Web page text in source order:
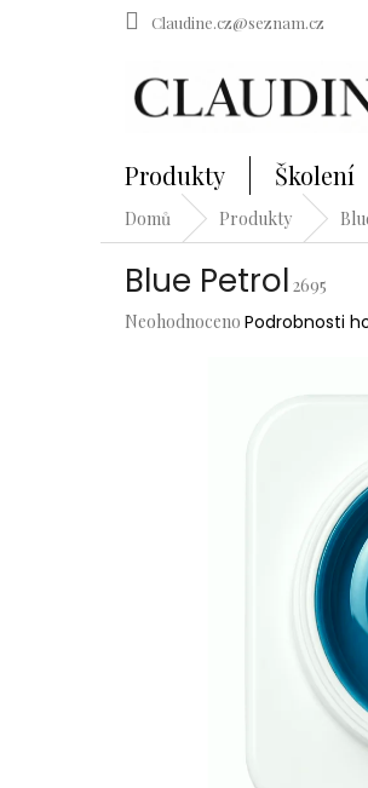
Claudine.cz@seznam.cz
Produkty Školení
Domů Produkty
Blue Petrol 2695
Průměrné
Neohodnoceno Podrobnosti